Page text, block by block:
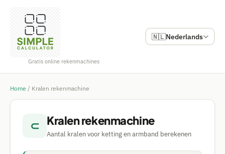
Gratis online rekenmachines
🇳🇱Nederlands
Home / Kralen rekenmachine
⊂ Kralen rekenmachine
Aantal kralen voor ketting en armband berekenen